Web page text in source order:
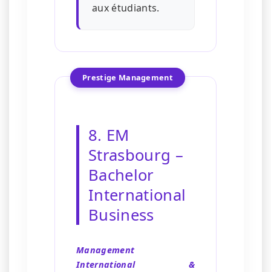
aux étudiants.
Prestige Management
8. EM
Strasbourg –
Bachelor
International
Business
Management
International &